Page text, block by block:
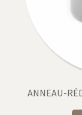
ANNEAU-